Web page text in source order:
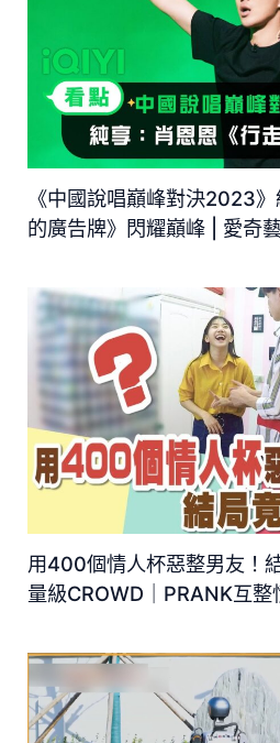
《中國說唱巔峰對決2023
的廣告牌》閃耀巔峰 | 愛奇
用400個情人杯惡整男友！
量級CROWD｜PRANK互整